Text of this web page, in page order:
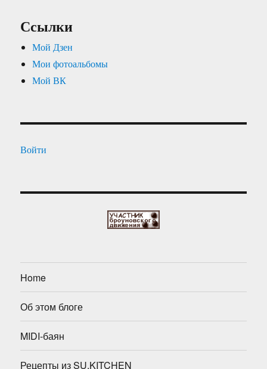
Ссылки
Мой Дзен
Мои фотоальбомы
Мой ВК
Войти
Home
Об этом блоге
MIDI-баян
Рецепты из SU.KITCHEN